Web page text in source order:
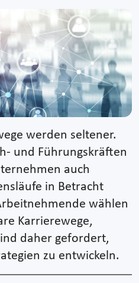
werden seltener.
und Führungskräften
auch
in Betracht
wählen
Karrierewege,
daher gefordert,
zu entwickeln.